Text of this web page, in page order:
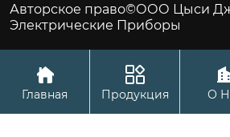
Авторское право©ООО Цыси
Электрические Приборы

Главная

Продукция О